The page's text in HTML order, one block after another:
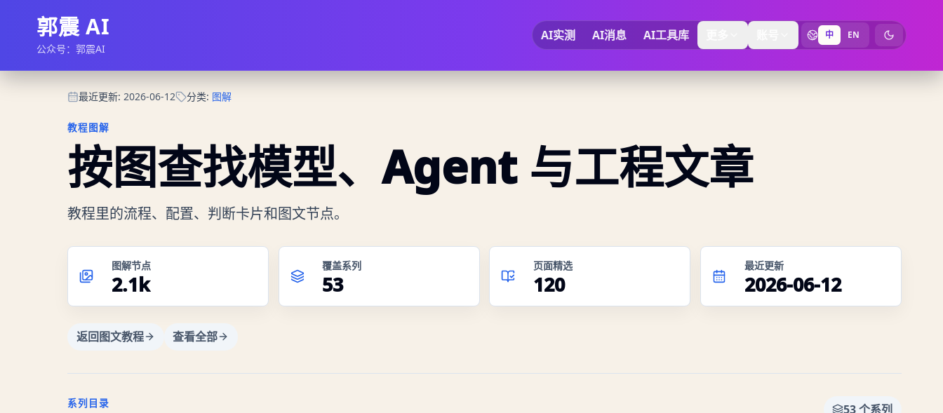
郭震 AI
公众号：郭震AI
AI实测 AI消息 AI工具库 中 EN 切换为暗黑
最近更新: 2026-06-12 分类: 图解
教程图解
按图查找模型、Agent 与工程文章
教程里的流程、配置、判断卡片和图文节点。
图解节点
2.1k
覆盖系列
53
页面精选
120
最近更新
2026-06-12
返回图文教程 查看全部
系列目录 53个系列